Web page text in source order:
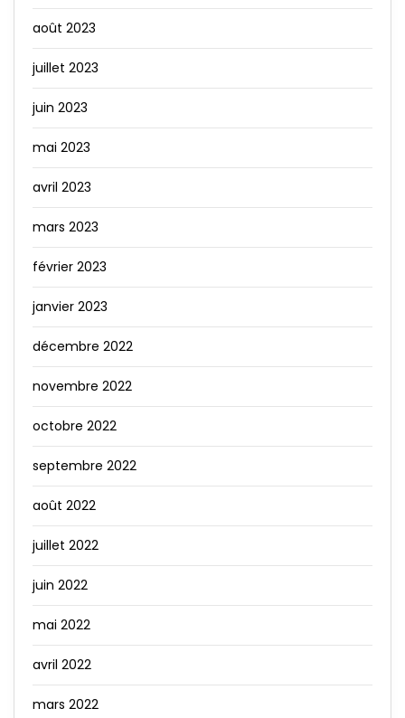
août 2023
juillet 2023
juin 2023
mai 2023
avril 2023
mars 2023
février 2023
janvier 2023
décembre 2022
novembre 2022
octobre 2022
septembre 2022
août 2022
juillet 2022
juin 2022
mai 2022
avril 2022
mars 2022